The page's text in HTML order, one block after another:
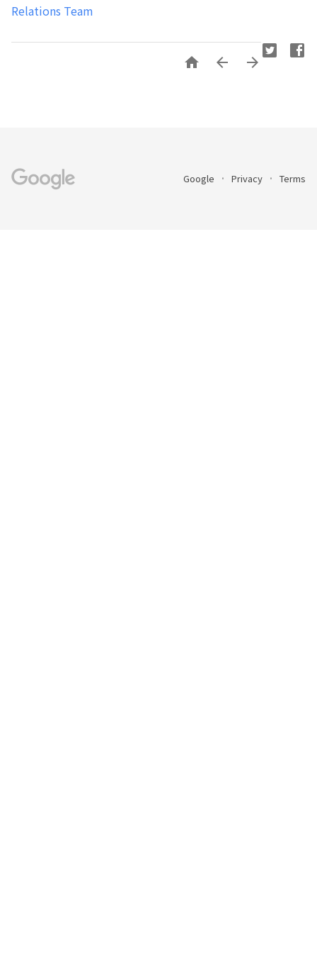
Relations Team
  
Google Privacy Terms